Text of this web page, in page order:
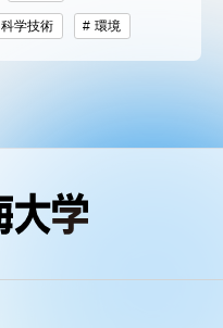
科学技術 環境